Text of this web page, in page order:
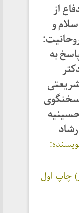
از
و
به
چاپ اول